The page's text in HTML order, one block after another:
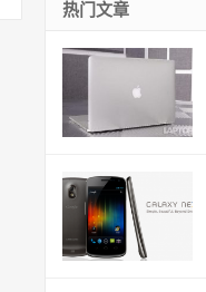
热门文章